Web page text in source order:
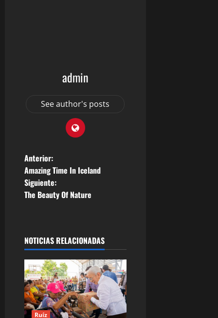
admin
See author's posts
N
a
v
g
a
c
i
Anterior:
Amazing Time In Iceland
Siguiente:
The Beauty Of Nature
NOTICIAS RELACIONADAS
Ruíz